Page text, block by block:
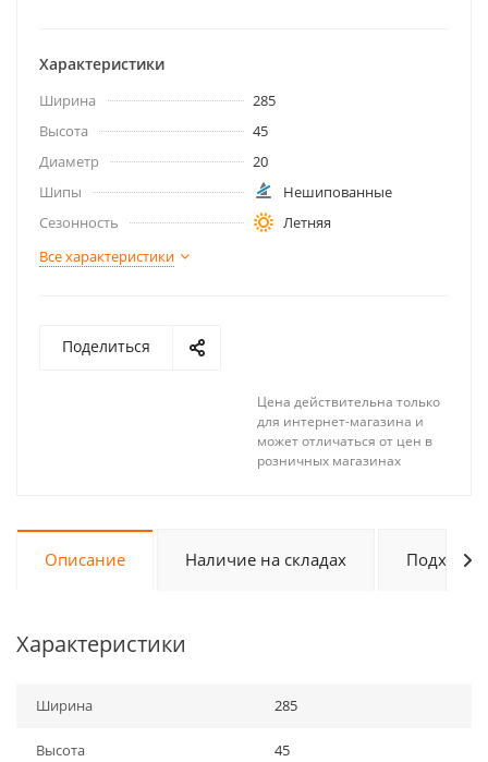
Характеристики
Ширина
285
Высота
45
Диаметр
20
Шипы
Нешипованные
Сезонность
Летняя
Все характеристики
Поделиться
Цена действительна только
для интернет-магазина и
может отличаться от цен в
розничных магазинах
Описание Наличие на складах Подходит
Характеристики
Ширина 285
Высота 45